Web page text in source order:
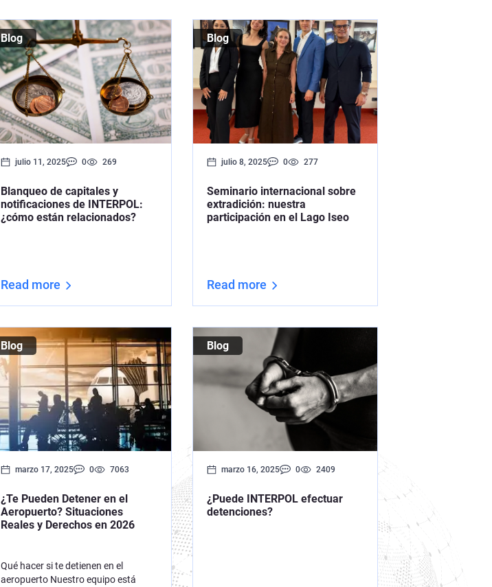
Blog
julio 11, 2025 0 269
Blanqueo de capitales y
notificaciones de INTERPOL:
¿cómo están relacionados?
Read more
Blog
julio 8, 2025 0 277
Seminario internacional sobre
extradición: nuestra
participación en el Lago Iseo
Read more
Blog
marzo 17, 2025 0 7063
¿Te Pueden Detener en el
Aeropuerto? Situaciones
Reales y Derechos en 2026
Qué hacer si te detienen en el
aeropuerto Nuestro equipo está
Blog
marzo 16, 2025 0 2409
¿Puede INTERPOL efectuar
detenciones?